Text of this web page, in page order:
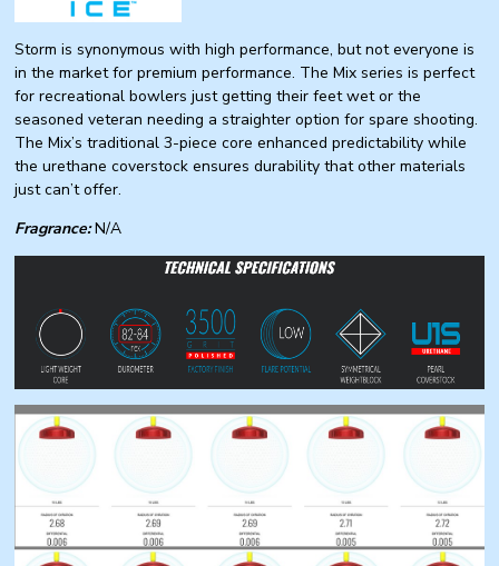
Storm is synonymous with high performance, but not everyone is
in the market for premium performance. The Mix series is perfect
for recreational bowlers just getting their feet wet or the
seasoned veteran needing a straighter option for spare shooting.
The Mix’s traditional 3-piece core enhanced predictability while
the urethane coverstock ensures durability that other materials
just can’t offer.
Fragrance:N/A